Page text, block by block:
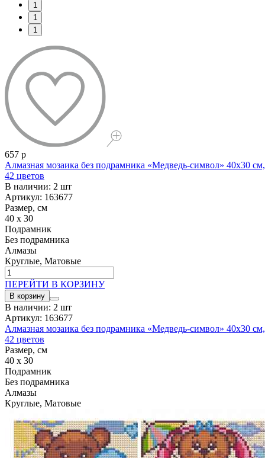
1
1
1
657 р
Алмазная мозаика без подрамника «Медведь-символ» 40x30 см,
42 цветов
В наличии: 2 шт
Артикул: 163677
Размер, см
40 x 30
Подрамник
Без подрамника
Алмазы
Круглые, Матовые
ПЕРЕЙТИ В КОРЗИНУ
В корзину
В наличии: 2 шт
Артикул: 163677
Алмазная мозаика без подрамника «Медведь-символ» 40x30 см,
42 цветов
Размер, см
40 x 30
Подрамник
Без подрамника
Алмазы
Круглые, Матовые